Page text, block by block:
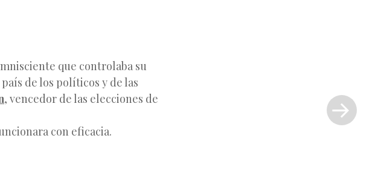
que controlaba su
de los políticos y de las
, vencedor de las elecciones de
con eficacia.
entrada